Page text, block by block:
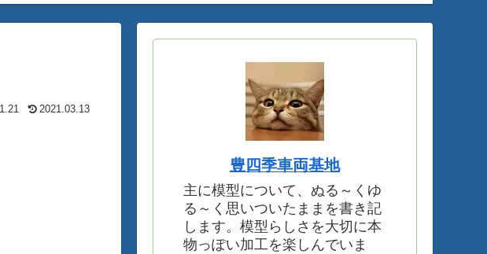
2021.03.13
豊四季車両基地
主に模型について、ぬる～くゆ
る～く思いついたままを書き記
します。模型らしさを大切に本
物っぽい加工を楽しんでいま